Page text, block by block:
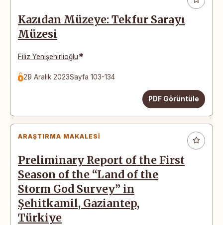
Kazıdan Müzeye: Tekfur Sarayı
Müzesi
Filiz Yenişehirlioğlu*
29 Aralık 2023Sayfa 103-134
PDF Görüntüle
ARAŞTIRMA MAKALESI
Preliminary Report of the First
Season of the “Land of the
Storm God Survey” in
Şehitkamil, Gaziantep,
Türkiye